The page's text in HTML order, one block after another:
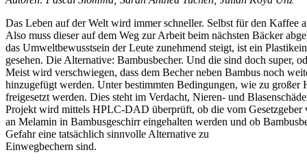
Das Leben auf der Welt wird immer schneller. Selbst für den Kaffee
Also muss dieser auf dem Weg zur Arbeit beim nächsten Bäcker
das Umweltbewusstsein der Leute zunehmend steigt, ist ein
gesehen. Die Alternative: Bambusbecher. Und die sind
Meist wird verschwiegen, dass dem Becher neben Bambus noch
hinzugefügt werden. Unter bestimmten Bedingungen, wie zu großer
freigesetzt werden. Dies steht im Verdacht, Nieren- und
Projekt wird mittels HPLC-DAD überprüft, ob die vom Gesetzgeber
an Melamin in Bambusgeschirr eingehalten werden und ob
Gefahr eine tatsächlich sinnvolle Alternative zu
Einwegbechern